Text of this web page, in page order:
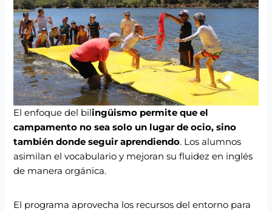
El enfoque del bilingüismo permite que el
campamento no sea solo un lugar de ocio, sino
también donde seguir aprendiendo. Los alumnos
asimilan el vocabulario y mejoran su fluidez en inglés
de manera orgánica.
El programa aprovecha los recursos del entorno para